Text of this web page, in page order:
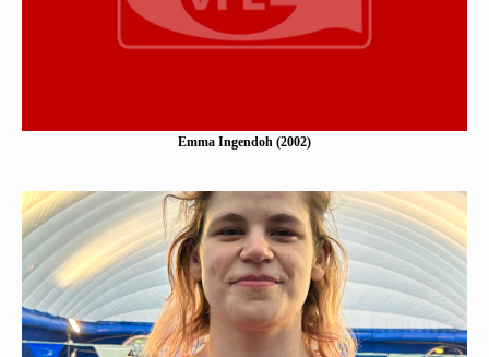
Mehr erfahen
Emma Ingendoh (2002)
Amélie Renée Nickel (2003)
Eine Kurzbeschreibung folgt…